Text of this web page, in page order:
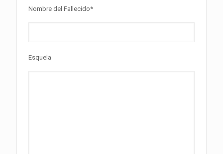
Nombre del Fallecido*
Esquela